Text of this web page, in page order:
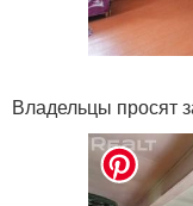
Владельцы просят